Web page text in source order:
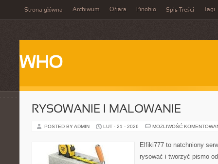
Strona główna Archiwum Ofiara Pinokio Spis Treści Tagi
WHO
RYSOWANIE I MALOWANIE
POSTED BY ADMIN LUT - 21 - 2026 MOŻLIWOŚĆ
Elfiki777 to natchniony
rysować i tworzyć pismo